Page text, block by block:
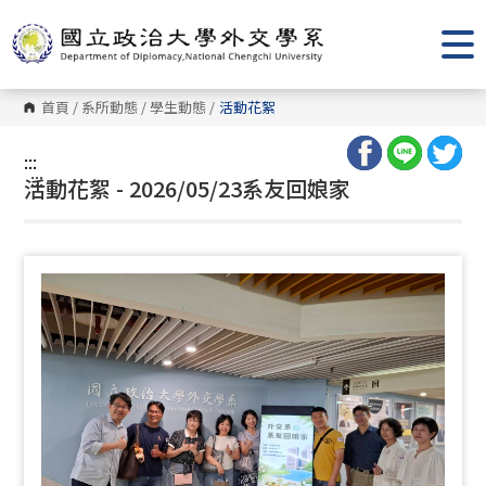
到
主
要
內
容
區 首頁 / 系所動態 /學生動態 / 活動花絮
:::
:::
活動花絮 - 2026/05/23系友回娘家